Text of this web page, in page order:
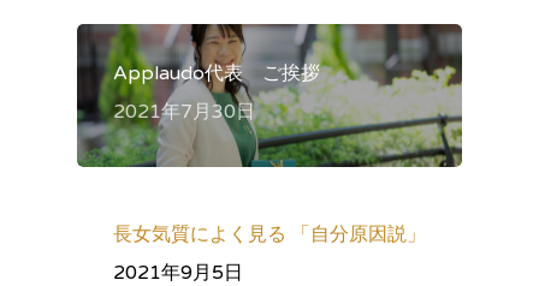
Applaudo代表 ご挨拶
2021年7月30日
長女気質によく見る 「自分原因説」
2021年9月5日